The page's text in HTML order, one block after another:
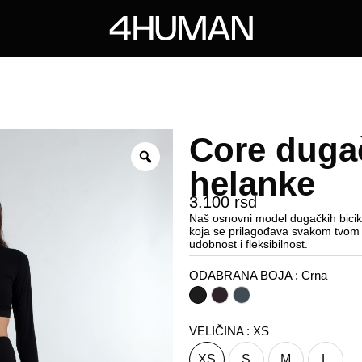
Core
helanke
3.100 rsd
Naš osnovni model dugačkih
koja se prilagođava svakom
udobnost i fleksibilnost.
ODABRANA BOJA: Crna
VELIČINA: XS
XS S M L